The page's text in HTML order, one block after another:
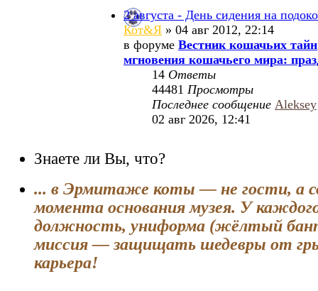
2 августа - День сидения на
Кот&Я » 04 авг 2012, 22:14
в форумеВестник кошачьих тайн
мгновения кошачьего мира:
14 Ответы
44481Просмотры
Последнее сообщениеAleksey
02 авг 2026, 12:41
Знаете ли Вы, что?
... в Эрмитаже коты — не гости, а
момента основания музея. У
должность, униформа (жёлтый
миссия — защищать шедевры от
карьера!